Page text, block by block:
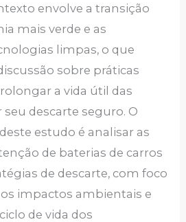
envolve a transição
mais verde e as
limpas, o que
sobre práticas
a vida útil das
descarte seguro. O
estudo é analisar as
de baterias de carros
de descarte, com foco
impactos ambientais e
de vida dos